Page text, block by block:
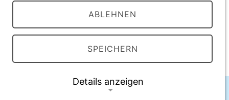
Veröffentlichung
2008
ABLEHNEN
SPEICHERN
Details anzeigen